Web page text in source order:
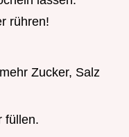
rühren!
Zucker, Salz
füllen.